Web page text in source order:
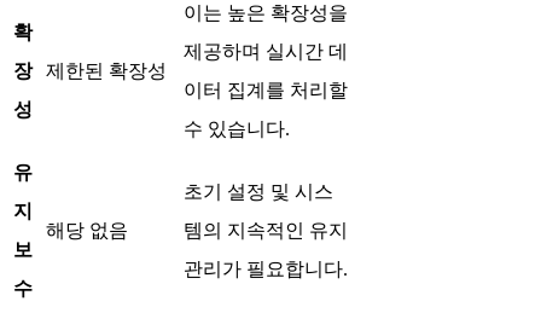
확
장
성
제한된 확장성
이는 높은 확장성을
제공하며 실시간 데
이터 집계를 처리할
수 있습니다.
유
지
보
수
해당 없음
초기 설정 및 시스
템의 지속적인 유지
관리가 필요합니다.